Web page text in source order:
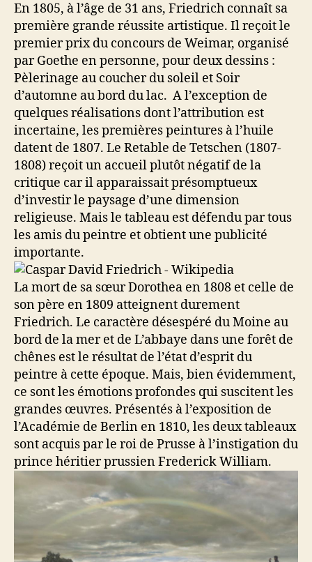
En 1805, à l’âge de 31 ans, Friedrich connaît sa
première grande réussite artistique. Il reçoit le
premier prix du concours de Weimar, organisé
par Goethe en personne, pour deux dessins :
Pèlerinage au coucher du soleil et Soir
d’automne au bord du lac. A l’exception de
quelques réalisations dont l’attribution est
incertaine, les premières peintures à l’huile
datent de 1807. Le Retable de Tetschen (1807-
1808) reçoit un accueil plutôt négatif de la
critique car il apparaissait présomptueux
d’investir le paysage d’une dimension
religieuse. Mais le tableau est défendu par tous
les amis du peintre et obtient une publicité
importante.
La mort de sa sœur Dorothea en 1808 et celle de
son père en 1809 atteignent durement
Friedrich. Le caractère désespéré du Moine au
bord de la mer et de L’abbaye dans une forêt de
chênes est le résultat de l’état d’esprit du
peintre à cette époque. Mais, bien évidemment,
ce sont les émotions profondes qui suscitent les
grandes œuvres. Présentés à l’exposition de
l’Académie de Berlin en 1810, les deux tableaux
sont acquis par le roi de Prusse à l’instigation du
prince héritier prussien Frederick William.